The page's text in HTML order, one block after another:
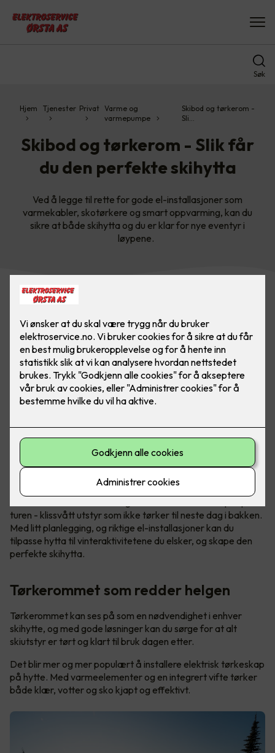
Søk
Hjem Tjenester Privat Varme og
varmepumpe
Skibod og tørkerom -
Sli…
Skibod og tørkerom - Slik får
du den perfekte skihytta
Ved å legge til rette for gode el-installasjoner som
varmekabler, skotørkere og smart oppvarming, kan du
sikre at både skihytta og du er klar for nye eventyr i
løypene.
Nordmenn er født med ski på beina, det er ingen tvil om at
vintersport er en del av folkesjela vår. Etter en lang dag i
løypene, enten du har stått på snowboard, slalom eller gått
en lang skitur, er det lite som slår følelsen av å komme hjem
turen - klissvått utstyr som ikke tørker til neste dag i bakken.
Med litt planlegging, og riktige el-installasjoner kan du
tilpasse hytta til vinteraktivitetene du elsker, og skape den
perfekte skihytta.
Tørkerommet som redder helgen
Tørkerommet kan ses på som en nødvendighet i enhver
skihytte, og med gode løsninger kan du sørge for at alt
skiutstyr er tørt og klart til bruk dagen etter.
Det blir mer og mer populært å installere elektrisk tørkeskap
på hytte. Med varmeelementer og en integrert vifte tørker
både klær, votter og sko kjapt og effektivt.